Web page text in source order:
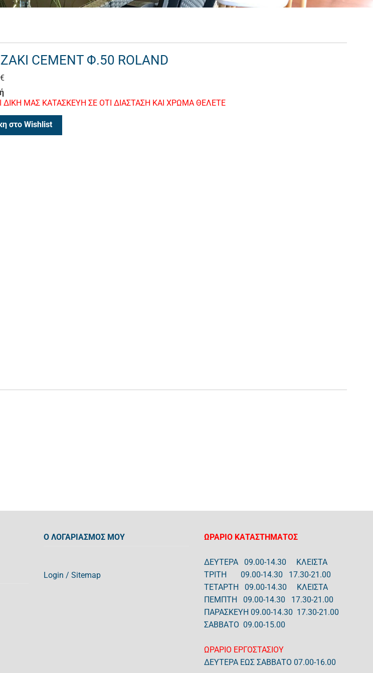
CEMENT Φ.50 ROLAND
ΔΙΚΗ ΜΑΣ ΚΑΤΑΣΚΕΥΗ ΣΕ ΟΤΙ ΔΙΑΣΤΑΣΗ ΚΑΙ ΧΡΩΜΑ ΘΕΛΕΤΕ
στο Wishlist
Ο ΛΟΓΑΡΙΑΣΜΟΣ ΜΟΥ
Login / Sitemap
ΩΡΑΡΙΟ ΚΑΤΑΣΤΗΜΑΤΟΣ
ΔΕΥΤΕΡΑ 09.00-14.30 ΚΛΕΙΣΤΑ
ΤΡΙΤΗ 09.00-14.30 17.30-21.00
ΤΕΤΑΡΤΗ 09.00-14.30 ΚΛΕΙΣΤΑ
ΠΕΜΠΤΗ 09.00-14.30 17.30-21.00
ΠΑΡΑΣΚΕΥΗ 09.00-14.30 17.30-21.00
ΣΑΒΒΑΤΟ 09.00-15.00
ΩΡΑΡΙΟ ΕΡΓΟΣΤΑΣΙΟΥ
ΔΕΥΤΕΡΑ ΕΩΣ ΣΑΒΒΑΤΟ 07.00-16.00